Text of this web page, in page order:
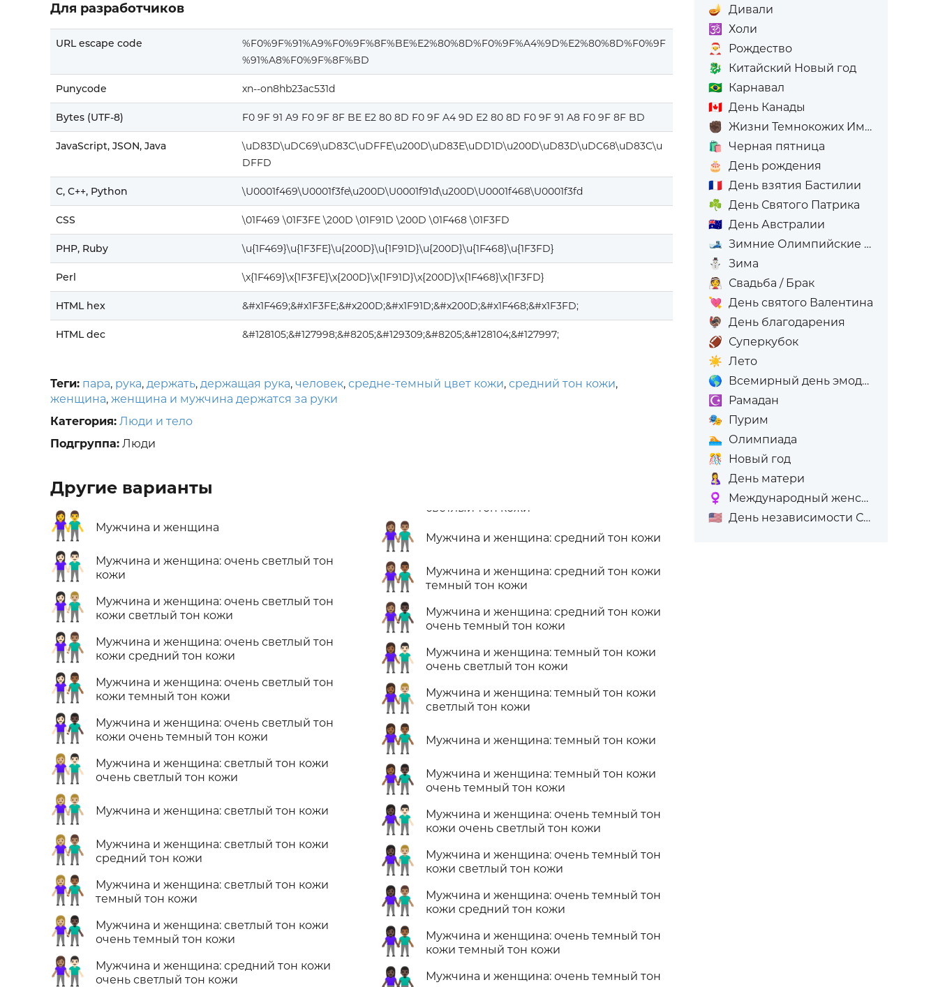
Для разработчиков
URL escape code
%F0%9F%91%A9%F0%9F%8F%BE%E2%80%8D%F0%9F%A4%9D%E2%80%8D%F0%9F
%91%A8%F0%9F%8F%BD
Punycode xn--on8hb23ac531d
Bytes (UTF-8) F0 9F 91 A9 F0 9F 8F BE E2 80 8D F0 9F A4 9D E2 80 8D F0 9F 91 A8 F0 9F 8F BD
JavaScript, JSON, Java
\uD83D\uDC69\uD83C\uDFFE\u200D\uD83E\uDD1D\u200D\uD83D\uDC68\uD83C\u
DFFD
C, C++, Python \U0001f469\U0001f3fe\u200D\U0001f91d\u200D\U0001f468\U0001f3fd
CSS \01F469 \01F3FE \200D \01F91D \200D \01F468 \01F3FD
PHP, Ruby \u{1F469}\u{1F3FE}\u{200D}\u{1F91D}\u{200D}\u{1F468}\u{1F3FD}
Perl \x{1F469}\x{1F3FE}\x{200D}\x{1F91D}\x{200D}\x{1F468}\x{1F3FD}
HTML hex &#x1F469;&#x1F3FE;&#x200D;&#x1F91D;&#x200D;&#x1F468;&#x1F3FD;
HTML dec &#128105;&#127998;&#8205;&#129309;&#8205;&#128104;&#127997;
Теги: пара, рука, держать, держащая рука, человек, средне-темный цвет кожи, средний тон кожи,
женщина, женщина и мужчина держатся за руки
Категория: Люди и тело
Подгруппа: Люди
Другие варианты
👫 Мужчина и женщина
👫🏻
Мужчина и женщина: очень светлый тон
кожи
👩🏻‍🤝‍👨🏼
Мужчина и женщина: очень светлый тон
кожи светлый тон кожи
👩🏻‍🤝‍👨🏽
Мужчина и женщина: очень светлый тон
кожи средний тон кожи
👩🏻‍🤝‍👨🏾
Мужчина и женщина: очень светлый тон
кожи темный тон кожи
👩🏻‍🤝‍👨🏿
Мужчина и женщина: очень светлый тон
кожи очень темный тон кожи
👩🏼‍🤝‍👨🏻
Мужчина и женщина: светлый тон кожи
очень светлый тон кожи
👫🏼 Мужчина и женщина: светлый тон кожи
👩🏼‍🤝‍👨🏽
Мужчина и женщина: светлый тон кожи
средний тон кожи
👩🏼‍🤝‍👨🏾
Мужчина и женщина: светлый тон кожи
темный тон кожи
👩🏼‍🤝‍👨🏿
Мужчина и женщина: светлый тон кожи
очень темный тон кожи
👩🏽‍🤝‍👨🏻
Мужчина и женщина: средний тон кожи
очень светлый тон кожи
👫🏽 Мужчина и женщина: средний тон кожи
👩🏽‍🤝‍👨🏾
Мужчина и женщина: средний тон кожи
темный тон кожи
👩🏽‍🤝‍👨🏿
Мужчина и женщина: средний тон кожи
очень темный тон кожи
👩🏾‍🤝‍👨🏻
Мужчина и женщина: темный тон кожи
очень светлый тон кожи
👩🏾‍🤝‍👨🏼
Мужчина и женщина: темный тон кожи
светлый тон кожи
👫🏾 Мужчина и женщина: темный тон кожи
👩🏾‍🤝‍👨🏿
Мужчина и женщина: темный тон кожи
очень темный тон кожи
👩🏿‍🤝‍👨🏻
Мужчина и женщина: очень темный тон
кожи очень светлый тон кожи
👩🏿‍🤝‍👨🏼
Мужчина и женщина: очень темный тон
кожи светлый тон кожи
👩🏿‍🤝‍👨🏽
Мужчина и женщина: очень темный тон
кожи средний тон кожи
👩🏿‍🤝‍👨🏾
Мужчина и женщина: очень темный тон
кожи темный тон кожи
Мужчина и женщина: очень темный тон
🪔 Дивали
🕉️
Холи
🎅
Рождество
🐉
Китайский Новый год
🇧🇷 Карнавал
🇨🇦 День Канады
✊🏿 Жизни Темнокожих Имеют Значение
🛍️
Черная пятница
🎂
День рождения
🇫🇷 День взятия Бастилии
☘️ День Святого Патрика
🇦🇺 День Австралии
🎿 Зимние Олимпийские игры
⛄
Зима
👰 Свадьба / Брак
💘 День святого Валентина
🦃 День благодарения
🏈 Суперкубок
☀️ Лето
🌎 Всемирный день эмодзи
☪️
Рамадан
🎭 Пурим
🏊 Олимпиада
🎊
Новый год
🤱
День матери
♀️
Международный женский день (8-е марта)
🇺🇸 День независимости США